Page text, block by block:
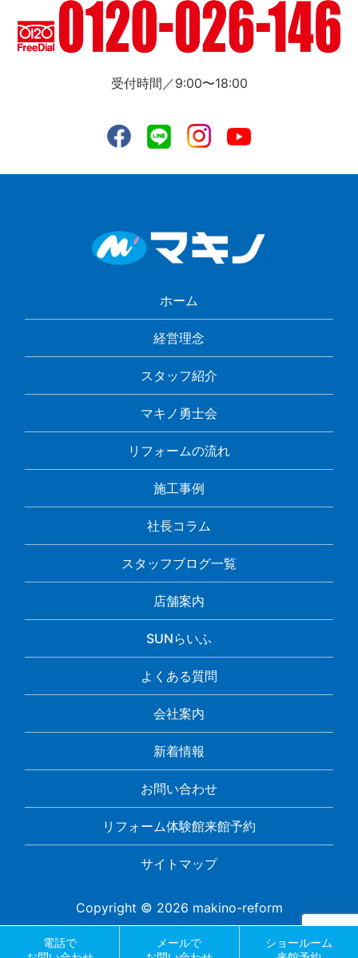
受付時間／9:00〜18:00
電話で
メールで
ショールーム
ホーム
経営理念
スタッフ紹介
マキノ勇士会
リフォームの流れ
施工事例
社長コラム
スタッフブログ一覧
店舗案内
SUNらいふ
よくある質問
会社案内
新着情報
お問い合わせ
リフォーム体験館来館予約
サイトマップ
Copyright © 2026 makino-reform